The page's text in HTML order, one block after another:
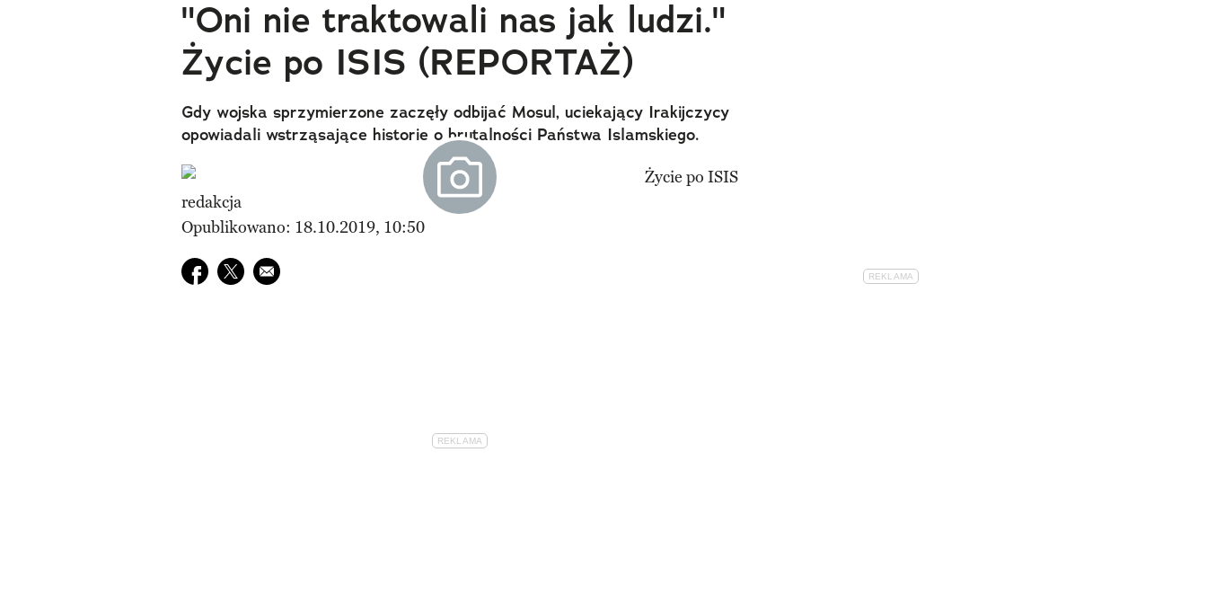
"Oni nie traktowali nas jak ludzi."
Życie po ISIS (REPORTAŻ)
Gdy wojska sprzymierzone zaczęły odbijać Mosul, uciekający Irakijczycy
opowiadali wstrząsające historie o brutalności Państwa Islamskiego.
redakcja
Opublikowano: 18.10.2019, 10:50
Udostępnij na facebook
Udostępnij na twitter
E-mail do przyjaciela